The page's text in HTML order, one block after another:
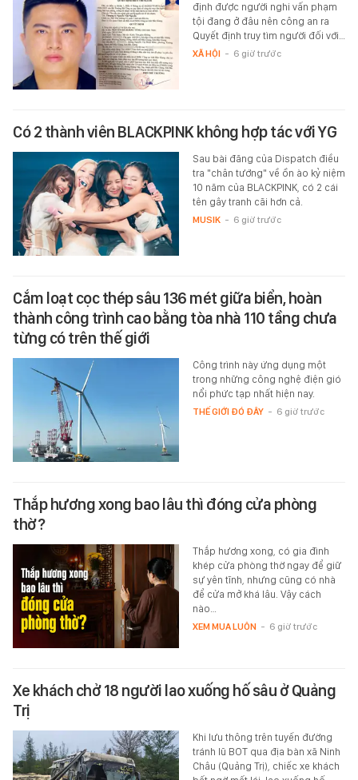
định được người nghi vấn phạm
tội đang ở đâu nên công an ra
Quyết định truy tìm người đối với…
XÃ HỘI - 6 giờ trước
Có 2 thành viên BLACKPINK không hợp tác với YG
Sau bài đăng của Dispatch điều
tra "chân tướng" về ồn ào kỷ niệm
10 năm của BLACKPINK, có 2 cái
tên gây tranh cãi hơn cả.
MUSIK - 6 giờ trước
Cắm loạt cọc thép sâu 136 mét giữa biển, hoàn
thành công trình cao bằng tòa nhà 110 tầng chưa
từng có trên thế giới
Công trình này ứng dụng một
trong những công nghệ điện gió
nổi phức tạp nhất hiện nay.
THẾ GIỚI ĐÓ ĐÂY - 6 giờ trước
Thắp hương xong bao lâu thì đóng cửa phòng
thờ?
Thắp hương xong, có gia đình
khép cửa phòng thờ ngay để giữ
sự yên tĩnh, nhưng cũng có nhà
để cửa mở khá lâu. Vậy cách
nào…
XEM MUA LUÔN - 6 giờ trước
Xe khách chở 18 người lao xuống hố sâu ở Quảng
Trị
Khi lưu thông trên tuyến đường
tránh lũ BOT qua địa bàn xã Ninh
Châu (Quảng Trị), chiếc xe khách